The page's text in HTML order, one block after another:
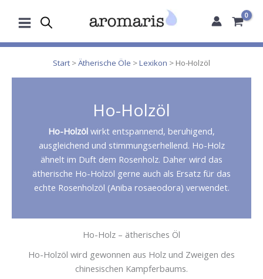
Inhalt
Start >Ätherische Öle >Lexikon > Ho-Holzöl
Ho-Holzöl
Ho-Holzöl wirkt entspannend, beruhigend,
ausgleichend und stimmungserhellend. Ho-Holz
ähnelt im Duft dem Rosenholz. Daher wird das
ätherische Ho-Holzöl gerne auch als Ersatz für das
echte Rosenholzöl (Aniba rosaeodora) verwendet.
Ho-Holz – ätherisches Öl
Ho-Holzöl wird gewonnen aus Holz und Zweigen des
chinesischen Kampferbaums.